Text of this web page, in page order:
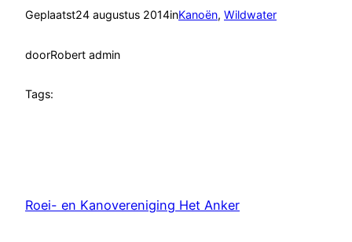
Geplaatst24 augustus 2014inKanoën, Wildwater
doorRobert admin
Tags:
Roei- en Kanovereniging Het Anker